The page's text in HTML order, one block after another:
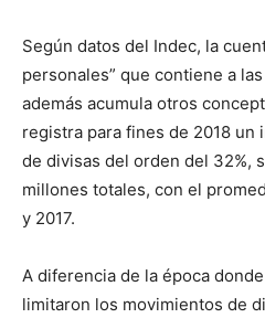
Según datos del Indec, la
personales” que contiene a
además acumula otros
registra para fines de 2018
de divisas del orden del 32%,
millones totales, con el
y 2017.
A diferencia de la época
limitaron los movimientos de